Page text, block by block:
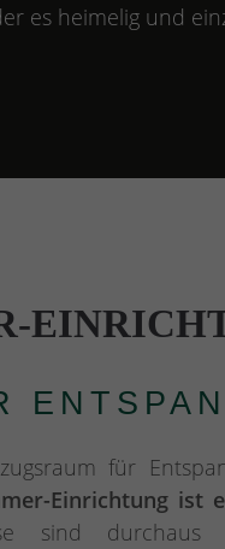
es heimelig und
für
Einrichtung ist
sind durchaus